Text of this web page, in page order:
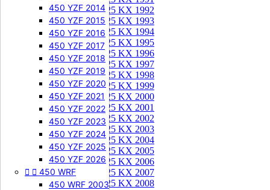
450 YZF 2014
450 YZF 2015
450 YZF 2016
450 YZF 2017
450 YZF 2018
450 YZF 2019
450 YZF 2020
450 YZF 2021
450 YZF 2022
450 YZF 2023
450 YZF 2024
450 YZF 2025
450 YZF 2026
  450 WRF
450 WRF 2003
125 KX 1992
125 KX 1993
125 KX 1994
125 KX 1995
125 KX 1996
125 KX 1997
125 KX 1998
125 KX 1999
125 KX 2000
125 KX 2001
125 KX 2002
125 KX 2003
125 KX 2004
125 KX 2005
125 KX 2006
125 KX 2007
125 KX 2008